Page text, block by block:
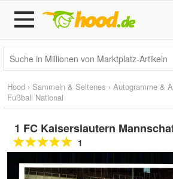
Hood › Sammeln & Seltenes › Autogramme &
Fußball National
1 FC Kaiserslautern
1